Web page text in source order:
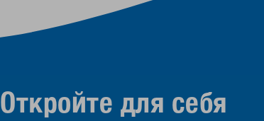
Откройте для себя